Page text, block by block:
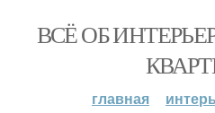
ВСЁ ОБ
главная